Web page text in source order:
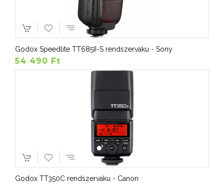
Godox Speedlite TT685II-S rendszervaku - Sony
54 490 Ft
Godox TT350C rendszervaku - Canon